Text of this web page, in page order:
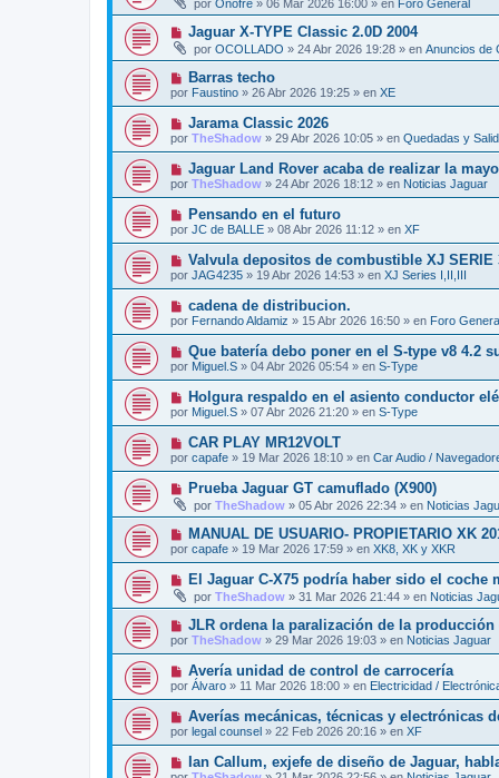
a
e
m
e
n
s
a
e
e
o
m
e
s
a
e
por Onofre » 06 Mar 2026 16:00 » en Foro General
N
e
v
o
m
e
n
s
a
e
Jaguar X-TYPE Classic 2.0D 2004
por OCOLLADO » 24 Abr 2026 19:28 » en Anuncios de
N
u
e
o
m
e
n
s
a
e
Barras techo
por Faustino » 26 Abr 2026 19:25 » en XE
N
u
e
o
m
e
s
a
Jarama Classic 2026
por TheShadow » 29 Abr 2026 10:05 » en Quedadas y
N
u
e
v
o
m
e
n
s
a
e
Jaguar Land Rover acaba de realizar la
por TheShadow » 24 Abr 2026 18:12 » en Noticias Jaguar
N
u
e
v
m
e
n
s
a
e
Pensando en el futuro
por JC de BALLE » 08 Abr 2026 11:12 » en XF
N
u
e
o
m
e
n
s
a
e
Valvula depositos de combustible XJ SERIE
por JAG4235 » 19 Abr 2026 14:53 » en XJ Series I,II,III
N
u
e
o
m
e
s
a
e
cadena de distribucion.
por Fernando Aldamiz » 15 Abr 2026 16:50 » en Foro
N
u
e
v
o
m
e
n
s
a
e
Que batería debo poner en el S-type v8 4.2
por Miguel.S » 04 Abr 2026 05:54 » en S-Type
N
u
e
o
m
e
s
a
e
Holgura respaldo en el asiento conductor
por Miguel.S » 07 Abr 2026 21:20 » en S-Type
N
u
e
v
o
m
e
s
a
e
CAR PLAY MR12VOLT
por capafe » 19 Mar 2026 18:10 » en Car Audio /
N
e
v
o
m
e
s
a
e
Prueba Jaguar GT camuflado (X900)
por TheShadow » 05 Abr 2026 22:34 » en Noticias
N
u
e
v
o
m
e
n
s
a
e
MANUAL DE USUARIO- PROPIETARIO XK
por capafe » 19 Mar 2026 17:59 » en XK8, XK y XKR
N
e
o
m
e
n
s
a
e
El Jaguar C-X75 podría haber sido el coche
por TheShadow » 31 Mar 2026 21:44 » en Noticias
N
u
e
o
m
e
n
s
a
e
JLR ordena la paralización de la
por TheShadow » 29 Mar 2026 19:03 » en Noticias Jaguar
N
u
e
o
m
e
s
Avería unidad de control de carrocería
por Álvaro » 11 Mar 2026 18:00 » en Electricidad /
N
u
e
v
o
Averías mecánicas, técnicas y electrónicas
por legal counsel » 22 Feb 2026 20:16 » en XF
N
u
Ian Callum, exjefe de diseño de Jaguar,